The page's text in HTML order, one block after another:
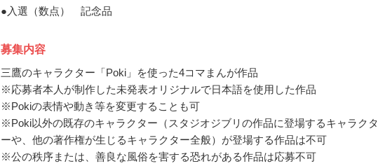
●入選（数点） 記念品
募集内容
三鷹のキャラクター「Poki」を使った4コマまんが作品
※応募者本人が制作した未発表オリジナルで日本語を使用した作品
※Pokiの表情や動き等を変更することも可
※Poki以外の既存のキャラクター（スタジオジブリの作品に登場するキャラクタ
ーや、他の著作権が生じるキャラクター全般）が登場する作品は不可
※公の秩序または、善良な風俗を害する恐れがある作品は応募不可